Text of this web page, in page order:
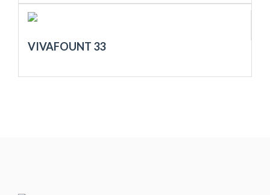
VIVAFOUNT 33